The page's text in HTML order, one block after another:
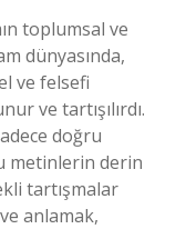
toplumsal ve
dünyasında,
ve felsefi
ve tartışılırdı.
doğru
metinlerin derin
tartışmalar
anlamak,